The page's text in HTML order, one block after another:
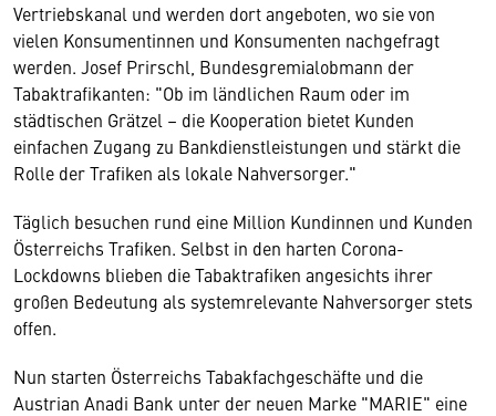
Vertriebskanal und werden dort angeboten, wo sie von
vielen Konsumentinnen und Konsumenten nachgefragt
werden. Josef Prirschl, Bundesgremialobmann der
Tabaktrafikanten: "Ob im ländlichen Raum oder im
städtischen Grätzel – die Kooperation bietet Kunden
einfachen Zugang zu Bankdienstleistungen und stärkt die
Rolle der Trafiken als lokale Nahversorger."
Täglich besuchen rund eine Million Kundinnen und Kunden
Österreichs Trafiken. Selbst in den harten Corona-
Lockdowns blieben die Tabaktrafiken angesichts ihrer
großen Bedeutung als systemrelevante Nahversorger stets
offen.
Nun starten Österreichs Tabakfachgeschäfte und die
Austrian Anadi Bank unter der neuen Marke "MARIE" eine